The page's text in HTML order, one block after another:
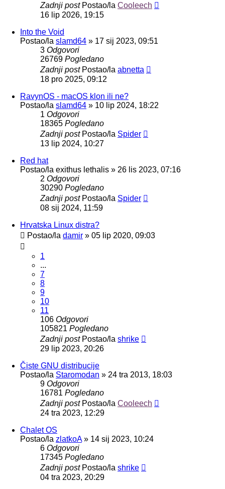
Zadnji post Postao/la Cooleech
16 lip 2026, 19:15
Into the Void
Postao/la slamd64 » 17 sij 2023, 09:51
3 Odgovori
26769 Pogledano
Zadnji post Postao/la abnetta
18 pro 2025, 09:12
RavynOS - macOS klon ili ne?
Postao/la slamd64 » 10 lip 2024, 18:22
1 Odgovori
18365 Pogledano
Zadnji post Postao/la Spider
13 lip 2024, 10:27
Red hat
Postao/la exithus lethalis » 26 lis 2023, 07:16
2 Odgovori
30290 Pogledano
Zadnji post Postao/la Spider
08 sij 2024, 11:59
Hrvatska Linux distra?
Postao/la damir » 05 lip 2020, 09:03
1
...
7
8
9
10
11
106 Odgovori
105821 Pogledano
Zadnji post Postao/la shrike
29 lip 2023, 20:26
Čiste GNU distribucije
Postao/la Staromodan » 24 tra 2013, 18:03
9 Odgovori
16781 Pogledano
Zadnji post Postao/la Cooleech
24 tra 2023, 12:29
Chalet OS
Postao/la zlatkoA» 14 sij 2023, 10:24
6 Odgovori
17345 Pogledano
Zadnji post Postao/la shrike
04 tra 2023, 20:29